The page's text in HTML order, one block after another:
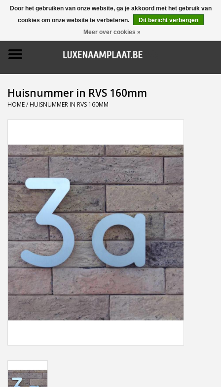
0 Artikelen - €0,00
Home
Promoties
Naamborden
Huisnummers
Pictogrammen
Brievenbussen
Freesletters
Accessoires
Bestelling op maat
Huisnummer in RVS 160mm
HOME/ HUISNUMMER IN RVS 160MM
Door het gebruiken van onze website, ga je akkoord met het gebruik van
cookies om onze website te verbeteren.
Dit bericht verbergen
Meer over cookies »